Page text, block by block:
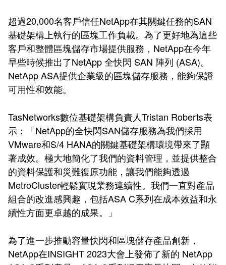
超過20,000名客戶信任NetApp在其關鍵任務的SAN
基礎架構上執行的區塊工作負載。為了更好地為這些
客戶和整體區塊儲存市場提供服務，NetApp在今年
早些時候推出了NetApp 全快閃 SAN 陣列 (ASA)。
NetApp ASA提供企業級的區塊儲存服務，能夠保證
可用性和效能。
TasNetworks數位基礎架構負責人Tristan Roberts表
示：「NetApp的全快閃SAN儲存服務為我們採用
VMware和S/4 HANA的關鍵基礎架構環境帶來了顯
著成效。極大地簡化了我們的資料管理，並提供整合
的資料保護和災難復原功能，讓我們能夠透過
MetroCluster輕鬆實現業務連續性。我們一直對產品
組合的改進感興趣，包括ASA C系列在成本效益和永
續性方面更卓越的成果。」
為了進一步推動容量快閃和區塊儲存產品創新，
NetApp在INSIGHT 2023大會上發佈了新的 NetApp